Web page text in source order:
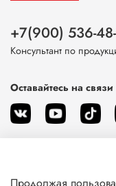
+7(900) 536-
Консультант по
Оставайтесь на связи